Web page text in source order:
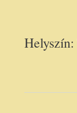
Helyszín: